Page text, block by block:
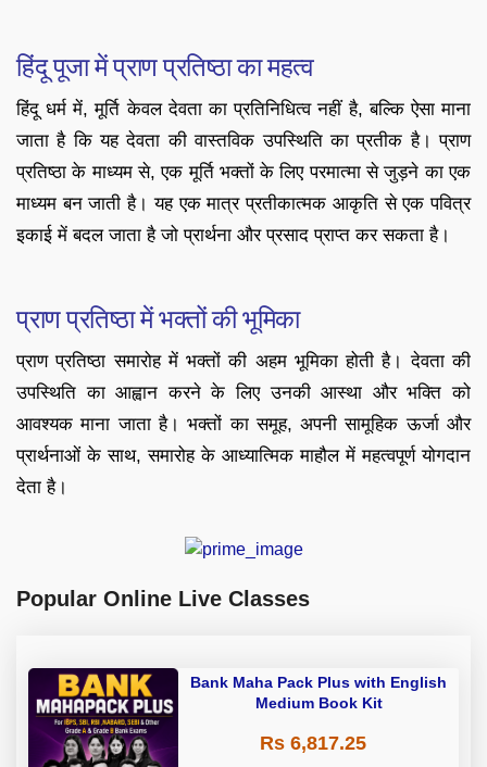
हिंदू पूजा में प्राण प्रतिष्ठा का महत्व
हिंदू धर्म में, मूर्ति केवल देवता का प्रतिनिधित्व नहीं है, बल्कि ऐसा माना
जाता है कि यह देवता की वास्तविक उपस्थिति का प्रतीक है। प्राण
प्रतिष्ठा के माध्यम से, एक मूर्ति भक्तों के लिए परमात्मा से जुड़ने का एक
माध्यम बन जाती है। यह एक मात्र प्रतीकात्मक आकृति से एक पवित्र
इकाई में बदल जाता है जो प्रार्थना और प्रसाद प्राप्त कर सकता है।
प्राण प्रतिष्ठा में भक्तों की भूमिका
प्राण प्रतिष्ठा समारोह में भक्तों की अहम भूमिका होती है। देवता की
उपस्थिति का आह्वान करने के लिए उनकी आस्था और भक्ति को
आवश्यक माना जाता है। भक्तों का समूह, अपनी सामूहिक ऊर्जा और
प्रार्थनाओं के साथ, समारोह के आध्यात्मिक माहौल में महत्वपूर्ण योगदान
देता है।
Popular Online Live Classes
Bank Maha Pack Plus with English
Medium Book Kit
Rs 6,817.25